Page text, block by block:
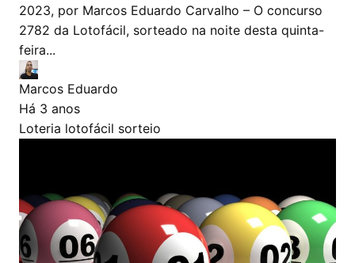
2023, por Marcos Eduardo Carvalho – O concurso
2782 da Lotofácil, sorteado na noite desta quinta-
feira...
Marcos Eduardo
Há 3 anos
Loteria lotofácil sorteio